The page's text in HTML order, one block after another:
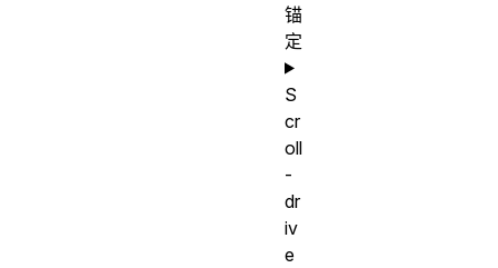
锚
定
S
cr
oll
-
dr
iv
e